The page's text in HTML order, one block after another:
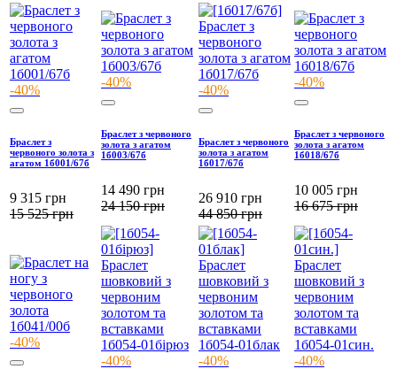
-40%
Браслет з
червоного золота з
агатом 1б001/67б
9 315 грн
15 525грн
-40%
Браслет з червоного
золота з агатом
1б003/67б
14 490 грн
24 150грн
-40%
Браслет з червоного
золота з агатом
1б017/67б
26 910 грн
44 850грн
-40%
Браслет з червоного
золота з агатом
1б018/67б
10 005 грн
16 675грн
-40%
-40% -40% -40%